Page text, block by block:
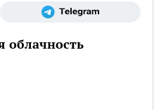
облачность